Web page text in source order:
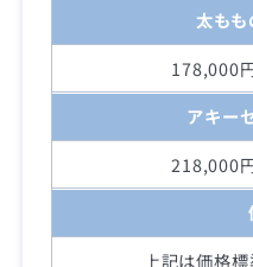
太も
178,000
アキー
218,000
上記は価格